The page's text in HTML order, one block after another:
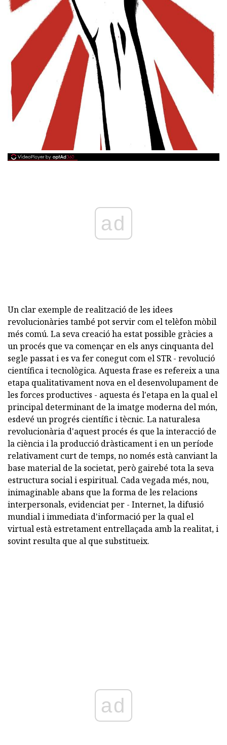
ad
ad
Un clar exemple de realització de les idees
revolucionàries també pot servir com el telèfon mòbil
més comú. La seva creació ha estat possible gràcies a
un procés que va començar en els anys cinquanta del
segle passat i es va fer conegut com el STR - revolució
científica i tecnològica. Aquesta frase es refereix a una
etapa qualitativament nova en el desenvolupament de
les forces productives - aquesta és l'etapa en la qual el
principal determinant de la imatge moderna del món,
esdevé un progrés científic i tècnic. La naturalesa
revolucionària d'aquest procés és que la interacció de
la ciència i la producció dràsticament i en un període
relativament curt de temps, no només està canviant la
base material de la societat, però gairebé tota la seva
estructura social i espiritual. Cada vegada més, nou,
inimaginable abans que la forma de les relacions
interpersonals, evidenciat per - Internet, la difusió
mundial i immediata d'informació per la qual el
virtual està estretament entrellaçada amb la realitat, i
sovint resulta que al que substitueix.
ad